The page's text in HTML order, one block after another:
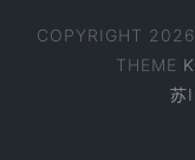
COPYRIGHT 2026
THEME
苏